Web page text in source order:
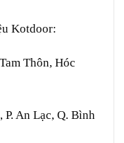
Kotdoor:
Thôn, Hóc
An Lạc, Q. Bình